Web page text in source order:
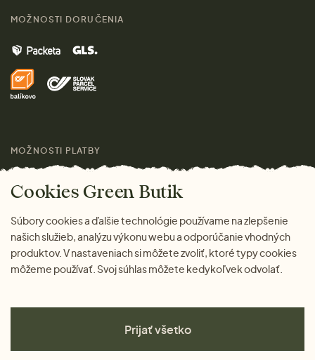
Kontakt
Značky
Pre médiá
Muži
Darčeky
Doprava a platba
MOŽNOSTI DORUČENIA
MOŽNOSTI PLATBY
Cookies Green Butik
Súbory cookies a ďalšie technológie používame na zlepšenie
našich služieb, analýzu výkonu webu a odporúčanie vhodných
produktov. V nastaveniach si môžete zvoliť, ktoré typy cookies
môžeme používať. Svoj súhlas môžete kedykoľvek odvolať.
Prijať všetko